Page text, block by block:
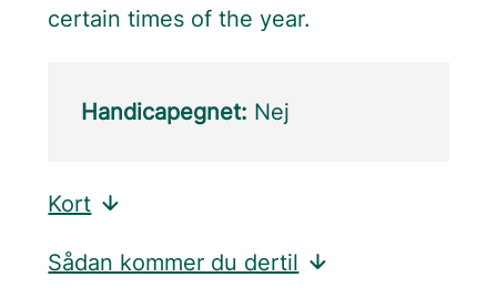
certain times of the year.
Handicapegnet: Nej
Kort
Sådan kommer du dertil